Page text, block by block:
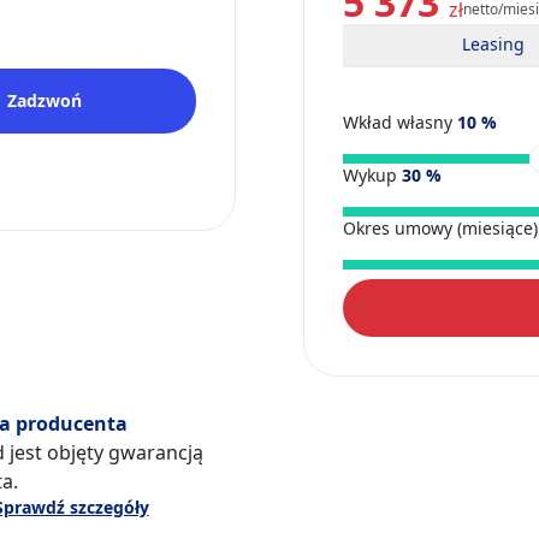
złnetto/
Leasing
Wkład własny 10 %
Wykup 30 %
Okres umowy
producenta
jest objęty gwarancją
szczegóły
Zadzwoń